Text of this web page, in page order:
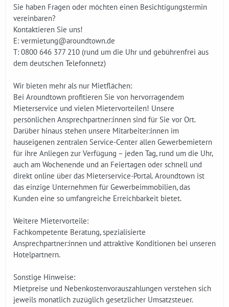
Sie haben Fragen oder möchten einen Besichtigungstermin
vereinbaren?
Kontaktieren Sie uns!
E: vermietung@aroundtown.de
T: 0800 646 377 210 (rund um die Uhr und gebührenfrei aus
dem deutschen Telefonnetz)
Wir bieten mehr als nur Mietflächen:
Bei Aroundtown profitieren Sie von hervorragendem
Mieterservice und vielen Mietervorteilen! Unsere
persönlichen Ansprechpartner:innen sind für Sie vor Ort.
Darüber hinaus stehen unsere Mitarbeiter:innen im
hauseigenen zentralen Service-Center allen Gewerbemietern
für ihre Anliegen zur Verfügung – jeden Tag, rund um die Uhr,
auch am Wochenende und an Feiertagen oder schnell und
direkt online über das Mieterservice-Portal. Aroundtown ist
das einzige Unternehmen für Gewerbeimmobilien, das
Kunden eine so umfangreiche Erreichbarkeit bietet.
Weitere Mietervorteile:
Fachkompetente Beratung, spezialisierte
Ansprechpartner:innen und attraktive Konditionen bei unseren
Hotelpartnern.
Sonstige Hinweise:
Mietpreise und Nebenkostenvorauszahlungen verstehen sich
jeweils monatlich zuzüglich gesetzlicher Umsatzsteuer.